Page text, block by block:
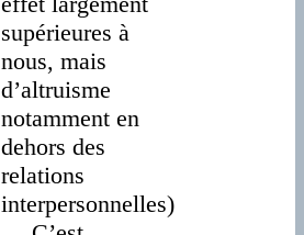
supérieures à
nous, mais
d’altruisme
notamment en
dehors des
relations
interpersonnelles)